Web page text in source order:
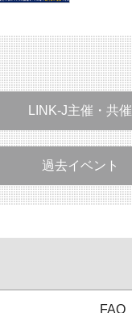
LINK-J主催・共催
過去イベント
FAQ